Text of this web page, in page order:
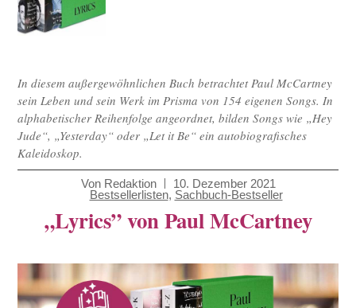
In diesem außergewöhnlichen Buch betrachtet Paul McCartney
sein Leben und sein Werk im Prisma von 154 eigenen Songs. In
alphabetischer Reihenfolge angeordnet, bilden Songs wie „Hey
Jude“, „Yesterday“ oder „Let it Be“ ein autobiografisches
Kaleidoskop.
Von Redaktion
10. Dezember 2021
Bestsellerlisten, Sachbuch-Bestseller
„Lyrics” von Paul McCartney